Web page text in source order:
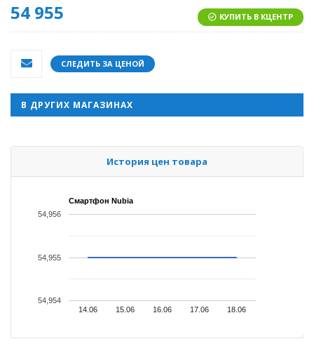
54 955 КУПИТЬ В КЦЕНТР
СЛЕДИТЬ ЗА ЦЕНОЙ
В ДРУГИХ МАГАЗИНАХ
История цен товара
Смартфон Nubia
14.06 15.06 16.06 17.06 18.06
54,954
54,955
54,956